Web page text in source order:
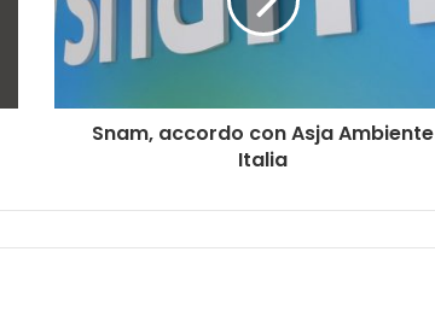
Snam, accordo con Asja Ambiente
Italia